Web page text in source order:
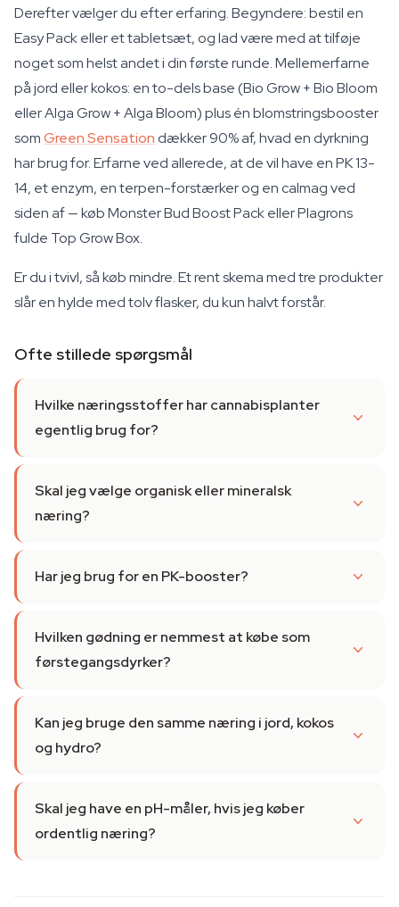
Derefter vælger du efter erfaring. Begyndere: bestil en
Easy Pack eller et tabletsæt, og lad være med at tilføje
noget som helst andet i din første runde. Mellemerfarne
på jord eller kokos: en to-dels base (Bio Grow + Bio Bloom
eller Alga Grow + Alga Bloom) plus én blomstringsbooster
somGreen Sensation dækker 90% af, hvad en dyrkning
har brug for. Erfarne ved allerede, at de vil have en PK 13-
14, et enzym, en terpen-forstærker og en calmag ved
siden af — køb Monster Bud Boost Pack eller Plagrons
fulde Top Grow Box.
Er du i tvivl, så køb mindre. Et rent skema med tre produkter
slår en hylde med tolv flasker, du kun halvt forstår.
Ofte stillede spørgsmål
Hvilke næringsstoffer har cannabisplanter
egentlig brug for?
Skal jeg vælge organisk eller mineralsk
næring?
Har jeg brug for en PK-booster?
Hvilken gødning er nemmest at købe som
førstegangsdyrker?
Kan jeg bruge den samme næring i jord, kokos
og hydro?
Skal jeg have en pH-måler, hvis jeg køber
ordentlig næring?